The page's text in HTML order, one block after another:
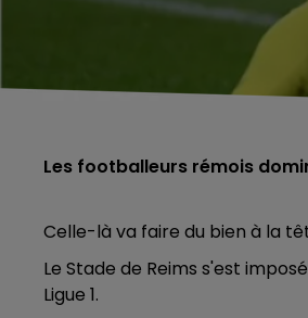
Les footballeurs rémois
Celle-là va faire du bien à la
Le Stade de Reims s'est
Ligue 1.